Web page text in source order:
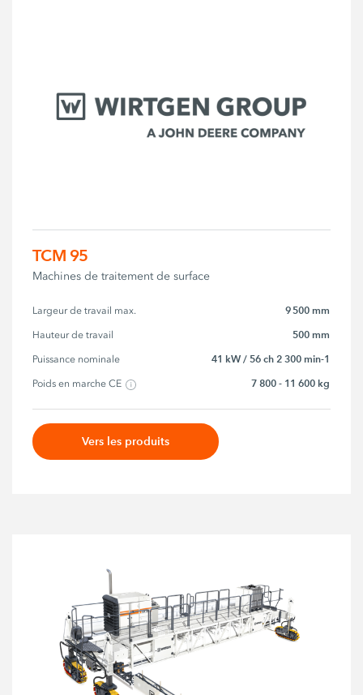
TCM 95
Machines de traitement de surface
Largeur de travail max. 9 500 mm
Hauteur de travail 500 mm
Puissance nominale 41 kW / 56 ch 2 300 min-1
Poids en marche CE 7 800 - 11 600 kg
Vers les produits